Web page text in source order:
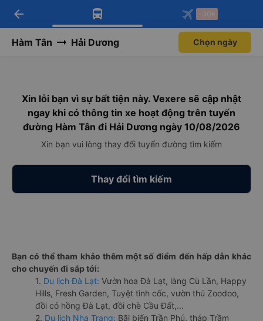
Tải app Vexere ngay!
Nhận ưu đãi thành viên độc
Mở app
Tải app Vexere
-30k/ghế khi đặt vé máy bay qua
Mở app
arrow_back -30k
Hàm Tân Hải Dương Chọn ngày
Xin lỗi bạn vì sự bất tiện này. Vexere sẽ cập nhật
ngay khi có thông tin xe hoạt động trên tuyến
đường Hàm Tân đi Hải Dương ngày 10/08/2026
Xin bạn vui lòng thay đổi tuyến đường tìm kiếm
Thay đổi tìm kiếm
Bạn có thể tham khảo thêm một số điểm đến hấp dẫn khác
cho chuyến đi sắp tới:
1. Du lịch Đà Lạt: Vườn hoa Đà Lạt, làng Cù Lần, Happy
Hills, Fresh Garden, Tuyệt tình cốc, vườn thú Zoodoo,
đồi cỏ hồng Đà Lạt, đồi chè Cầu Đất,...
2. Du lịch Nha Trang: Bãi biển Trần Phú, tháp Trầm